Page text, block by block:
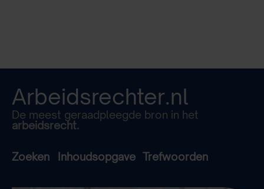
Arbeidsrechter.nl
De meest geraadpleegde bron in het
arbeidsrecht.
Zoeken Inhoudsopgave Trefwoorden